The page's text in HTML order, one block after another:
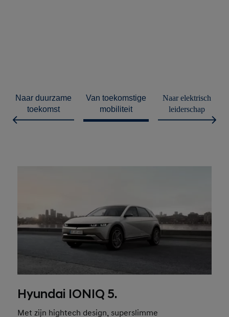
duurzame
toekomst
toekomstige
mobiliteit
elektrisch
leiderschap
Hyundai IONIQ 5.
Met zijn hightech design, superslimme